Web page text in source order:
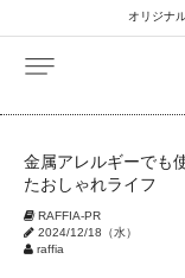
オリジナ
金属アレルギーでも
たおしゃれライフ
RAFFIA-PR
2024/12/18（水）
raffia